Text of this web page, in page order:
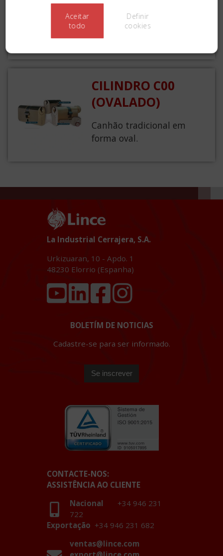
Canhão tradicional de perfil
europeu.
CILINDRO C00
(OVALADO)
Canhão tradicional em
forma oval.
La Industrial Cerrajera, S.A.
Urkizuaran, 10 - Apdo. 1
48230 Elorrio (Espanha)
BOLETÍM DE NOTICIAS
Cadastre-se para ser informado.
CONTACTE-NOS:
ASSISTÊNCIA AO CLIENTE
Nacional +34 946 231
722
Exportação +34 946 231 682
ventas@lince.com
Aceitar
todo
Definir
cookies